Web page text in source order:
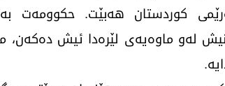
كوردستان هەبێت. حكوومەت
لەو ماوەیەی لێرەدا ئیش دەكەن،